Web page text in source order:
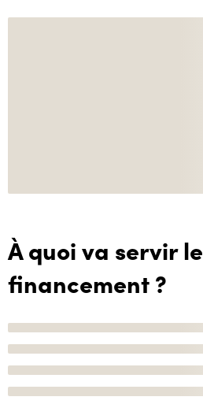
À quoi va servir le
financement ?